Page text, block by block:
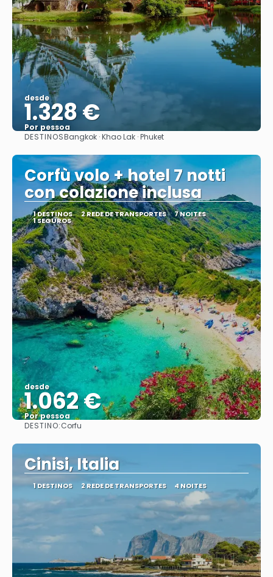
desde
1.328 €
Por pessoa
Vejo
DESTINOSBangkok · Khao Lak · Phuket
Corfù volo + hotel 7 notti
con colazione inclusa
1 DESTINOS 2 REDE DE TRANSPORTES 7 NOITES
1 SEGUROS
desde
1.062 €
Por pessoa
DESTINO:Corfu
Cinisi, Italia
1 DESTINOS 2 REDE DE TRANSPORTES 4 NOITES